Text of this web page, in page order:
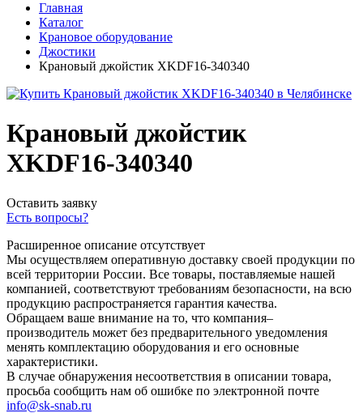
Главная
Каталог
Крановое оборудование
Джостики
Крановый джойстик XKDF16-340340
Крановый джойстик
XKDF16-340340
Оставить заявку
Есть вопросы?
Расширенное описание отсутствует
Мы осуществляем оперативную доставку своей продукции по
всей территории России. Все товары, поставляемые нашей
компанией, соответствуют требованиям безопасности, на всю
продукцию распространяется гарантия качества.
Обращаем ваше внимание на то, что компания–
производитель может без предварительного уведомления
менять комплектацию оборудования и его основные
характеристики.
В случае обнаружения несоответствия в описании товара,
просьба сообщить нам об ошибке по электронной почте
info@sk-snab.ru